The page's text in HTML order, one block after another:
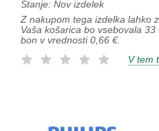
Stanje: Nov izdelek
Z nakupom tega izdelka lahko
Vaša košarica bo vsebovala 33
bon v vrednosti 0,66 €.
V tem